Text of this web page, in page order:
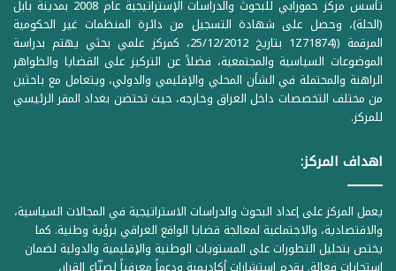
تأسس مركز حمورابي للبحوث والدراسات الإستراتيجية عام 2008 بمدينة بابل
(الحلة)، وحصل على شهادة التسجيل من دائرة المنظمات غير الحكومية
المرقمة ((1Z71874 بتاريخ 25/12/2012، كمركز علمي بحثي يهتم بدراسة
الموضوعات السياسية والمجتمعية، فضلاً عن التركيز على القضايا والظواهر
الراهنة والمحتملة في الشأن المحلي والإقليمي والدولي، ويتعامل مع باحثين
من مختلف التخصصات داخل العراق وخارجه، حيث تحتضن بغداد المقر الرئيسي
للمركز.
اهداف المركز:
يعمل المركز على إعداد البحوث والدراسات الاستراتيجية في المجالات السياسية،
والاقتصادية، والاجتماعية لمعالجة قضايا الواقع العراقي برؤية وطنية. كما
يختص بتحليل التطورات على المستويات الوطنية والإقليمية والدولية لضمان